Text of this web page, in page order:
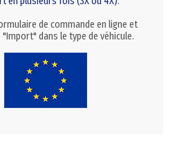
de commande en ligne et
dans le type de véhicule.